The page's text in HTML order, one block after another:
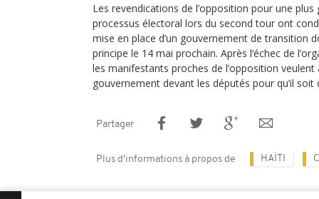
Les revendications de l’opposition pour une
processus électoral lors du second tour ont
mise en place d’un gouvernement de transition
principe le 14 mai prochain. Après l‘échec de
les manifestants proches de l’opposition
gouvernement devant les députés pour qu’il
Partager
Plus d'informations à propos de HAÏTI